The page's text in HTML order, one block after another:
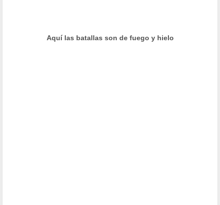
Aquí las batallas son de fuego y hielo